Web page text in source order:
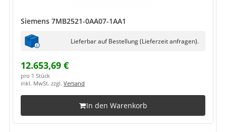
Siemens 7MB2521-0AA07-1AA1
Lieferbar auf Bestellung (Lieferzeit anfragen).
12.653,69 €
pro 1 Stück
inkl. MwSt. zzgl. Versand
In den Warenkorb